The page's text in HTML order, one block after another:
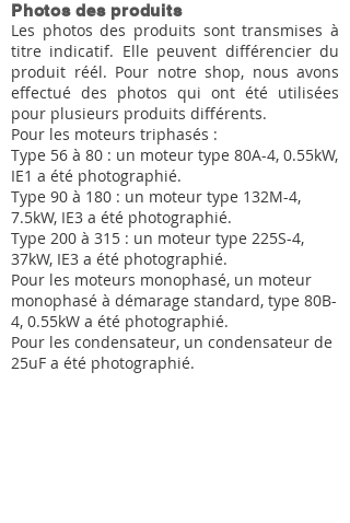
Photos des produits
Les photos des produits sont transmises à
titre indicatif. Elle peuvent différencier du
produit réél. Pour notre shop, nous avons
effectué des photos qui ont été utilisées
pour plusieurs produits différents.
Pour les moteurs triphasés :
Type 56 à 80 : un moteur type 80A-4, 0.55kW,
IE1 a été photographié.
Type 90 à 180 : un moteur type 132M-4,
7.5kW, IE3 a été photographié.
Type 200 à 315 : un moteur type 225S-4,
37kW, IE3 a été photographié.
Pour les moteurs monophasé, un moteur
monophasé à démarage standard, type 80B-
4, 0.55kW a été photographié.
Pour les condensateur, un condensateur de
25uF a été photographié.